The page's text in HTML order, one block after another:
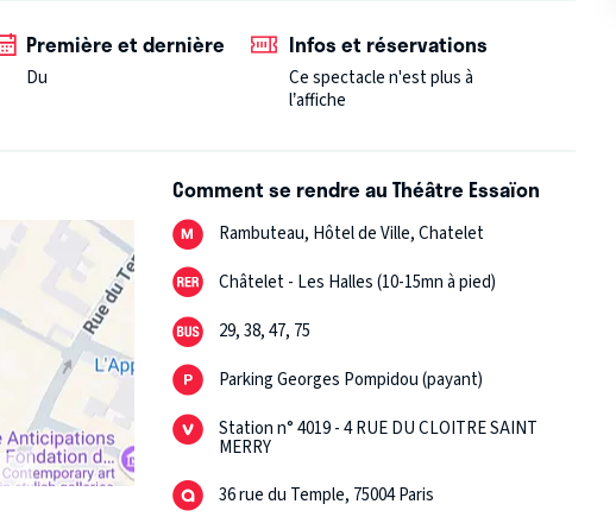
Première et dernière
Du
Infos et réservations
Ce spectacle n'est plus à
l’affiche
Comment se rendre au Théâtre Essaïon
Rambuteau, Hôtel de Ville, Chatelet
Châtelet - Les Halles (10-15mn à pied)
29, 38, 47, 75
Parking Georges Pompidou (payant)
Station n° 4019 - 4 RUE DU CLOITRE SAINT
MERRY
36 rue du Temple, 75004 Paris